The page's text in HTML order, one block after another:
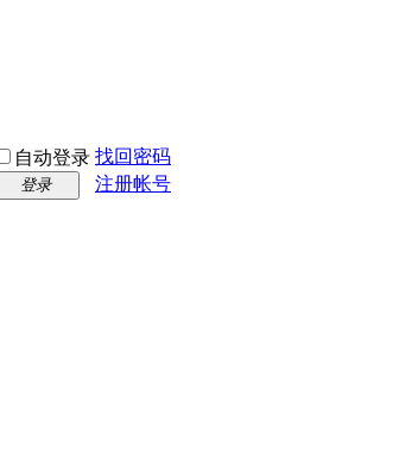
自动登录 找回密码
登录 注册帐号